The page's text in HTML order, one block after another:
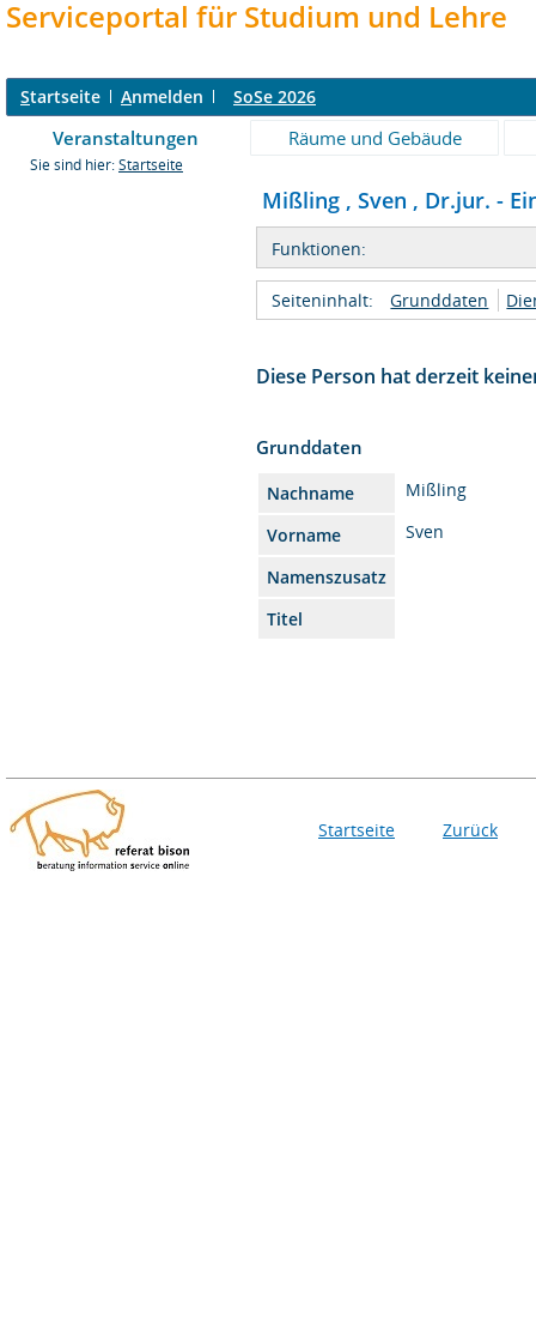
Serviceportal für Studium und Lehre
Startseite Anmelden SoSe 2026
Veranstaltungen Räume und Gebäude
Sie sind hier: Startseite
Mißling , Sven , Dr.jur. -
Funktionen:
Seiteninhalt: Grunddaten
Diese Person hat derzeit
Grunddaten
Nachname
Mißling
Vorname
Sven
Namenszusatz
Titel
Startseite Zurück